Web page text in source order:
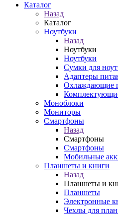
Каталог
Назад
Каталог
Ноутбуки
Назад
Ноутбуки
Ноутбуки
Сумки для
Адаптеры
Охлаждающие
Моноблоки
Мониторы
Смартфоны
Назад
Смартфоны
Смартфоны
Мобильные
Планшеты и книги
Назад
Планшеты и
Планшеты
Электронные
Чехлы для